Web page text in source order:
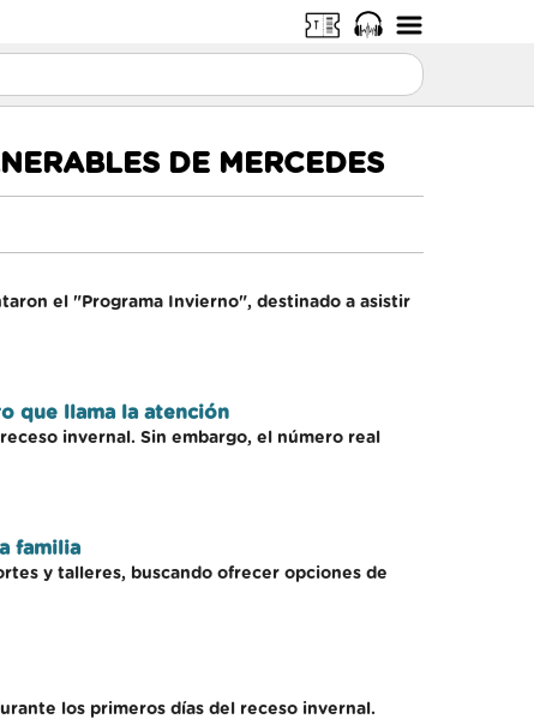
DE MERCEDES
el "Programa Invierno", destinado a asistir
que llama la atención
invernal. Sin embargo, el número real
familia
y talleres, buscando ofrecer opciones de
los primeros días del receso invernal.